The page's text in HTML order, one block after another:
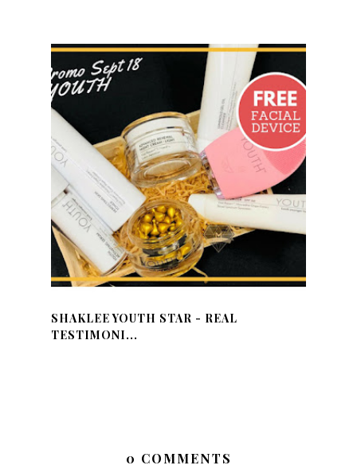
SHAKLEE YOUTH STAR - REAL
TESTIMONI...
0 COMMENTS